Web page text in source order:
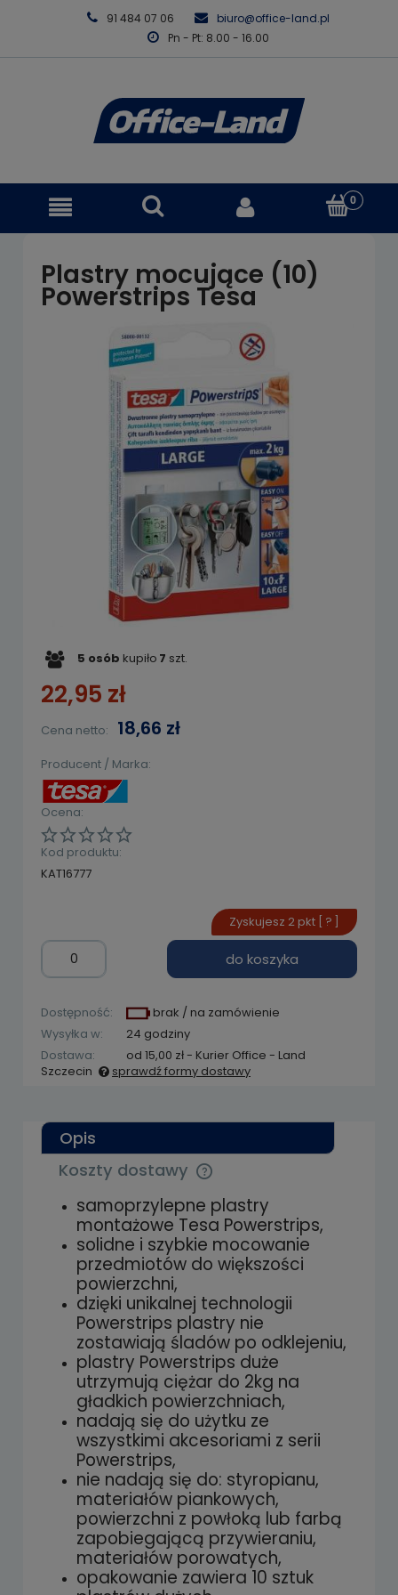
91 484 07 06
biuro@office-land.pl
Pn - Pt: 8.00 - 16.00
Plastry mocujące (10)
Powerstrips Tesa
5 osób kupiło 7 szt.
22,95 zł
Cena netto: 18,66 zł
Ocena:
Producent / Marka:
Kod produktu:
KAT16777
do koszyka
Zyskujesz 2 pkt [ ? ]
Dostępność:
brak / na zamówienie
Wysyłka w:
24 godziny
Dostawa:
od 15,00 zł- Kurier Office - Land
Szczecin
sprawdź formy dostawy
Opis
Koszty dostawy
Cena nie zawiera ewentualnych kosztów
samoprzylepne plastry
montażowe Tesa Powerstrips,
solidne i szybkie mocowanie
przedmiotów do większości
powierzchni,
dzięki unikalnej technologii
Powerstrips plastry nie
zostawiają śladów po odklejeniu,
plastry Powerstrips duże
utrzymują ciężar do 2kg na
gładkich powierzchniach,
nadają się do użytku ze
wszystkimi akcesoriami z serii
Powerstrips,
nie nadają się do: styropianu,
materiałów piankowych,
powierzchni z powłoką lub farbą
zapobiegającą przywieraniu,
materiałów porowatych,
opakowanie zawiera 10 sztuk